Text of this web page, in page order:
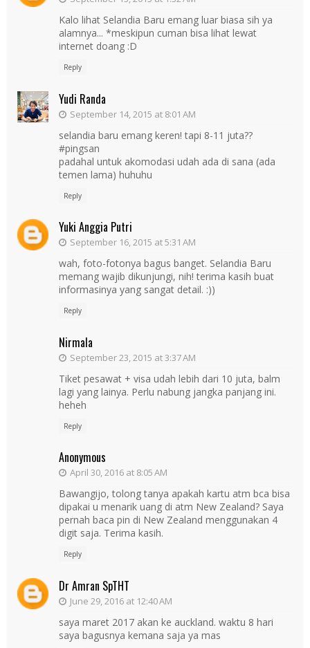
Kalo lihat Selandia Baru emang luar biasa sih ya
alamnya... *meskipun cuman bisa lihat lewat
internet doang :D
Reply
Yudi Randa
September 14, 2015 at 8:01 AM
selandia baru emang keren! tapi 8-11 juta??
#pingsan
padahal untuk akomodasi udah ada di sana (ada
temen lama) huhuhu
Reply
Yuki Anggia Putri
September 16, 2015 at 5:31 AM
wah, foto-fotonya bagus banget. Selandia Baru
memang wajib dikunjungi, nih! terima kasih buat
informasinya yang sangat detail. :))
Reply
Nirmala
September 23, 2015 at 3:37 AM
Tiket pesawat + visa udah lebih dari 10 juta, balm
lagi yang lainya. Perlu nabung jangka panjang ini.
heheh
Reply
Anonymous
April 30, 2016 at 8:05 AM
Bawangijo, tolong tanya apakah kartu atm bca bisa
dipakai u menarik uang di atm New Zealand? Saya
pernah baca pin di New Zealand menggunakan 4
digit saja. Terima kasih.
Reply
Dr Amran SpTHT
June 29, 2016 at 12:40 AM
saya maret 2017 akan ke auckland. waktu 8 hari
saya bagusnya kemana saja ya mas